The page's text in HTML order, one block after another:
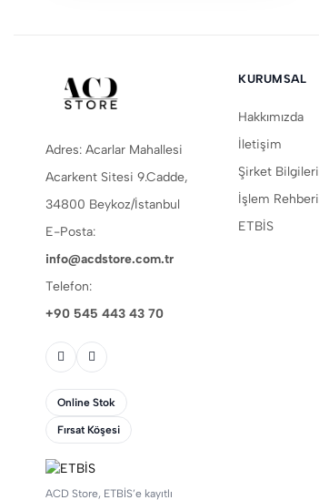
Adres: Acarlar Mahallesi
Acarkent Sitesi 9.Cadde,
34800 Beykoz/İstanbul
E-Posta:
info@acdstore.com.tr
Telefon:
+90 545 443 43 70
Online Stok
Fırsat Köşesi
ACD Store, ETBİS’e kayıtlı
KURUMSAL
Hakkımızda
İletişim
Şirket Bilgileri
İşlem Rehberi
ETBİS